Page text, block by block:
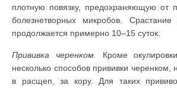
плотную повязку, предохраняющую от
болезнетворных микробов.
продолжается примерно 10–15 суток.
Прививка черенком.
Кроме
несколько способов прививки черенком,
в расщеп, за кору. Для таких